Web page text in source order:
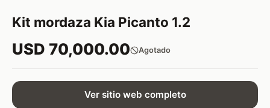
Kit mordaza Kia Picanto 1.2
USD 70,000.00 Agotado
Ver sitio web completo